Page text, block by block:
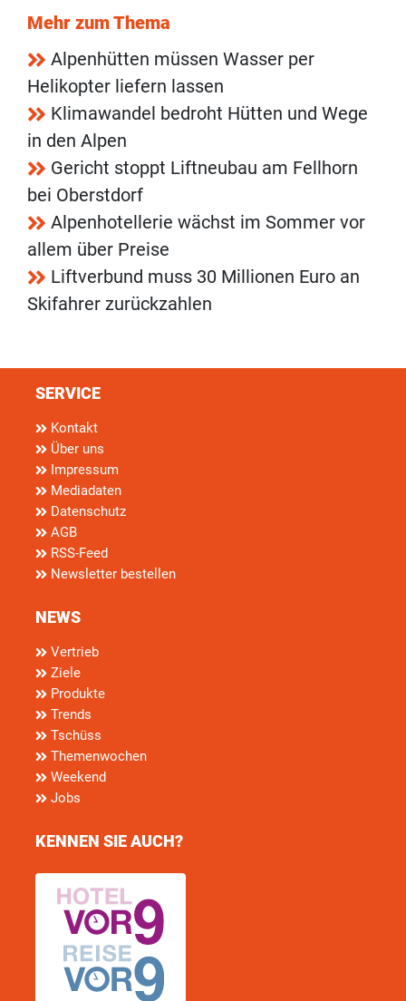
Mehr zum Thema
Alpenhütten müssen Wasser per
Helikopter liefern lassen
Klimawandel bedroht Hütten und Wege
in den Alpen
Gericht stoppt Liftneubau am Fellhorn
bei Oberstdorf
Alpenhotellerie wächst im Sommer vor
allem über Preise
Liftverbund muss 30 Millionen Euro an
Skifahrer zurückzahlen
SERVICE
Kontakt
Über uns
Impressum
Mediadaten
Datenschutz
AGB
RSS-Feed
Newsletter bestellen
NEWS
Vertrieb
Ziele
Produkte
Trends
Tschüss
Themenwochen
Weekend
Jobs
KENNEN SIE AUCH?